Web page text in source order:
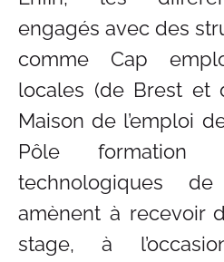
engagés avec des
comme Cap
locales (de Brest et
Maison de l’emploi
Pôle formation
technologiques
amènent à recevoir
stage, à